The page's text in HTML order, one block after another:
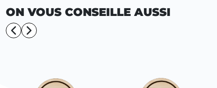
ON VOUS CONSEILLE AUSSI